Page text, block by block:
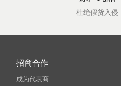
杜绝假货入侵
招商合作
成为代表商